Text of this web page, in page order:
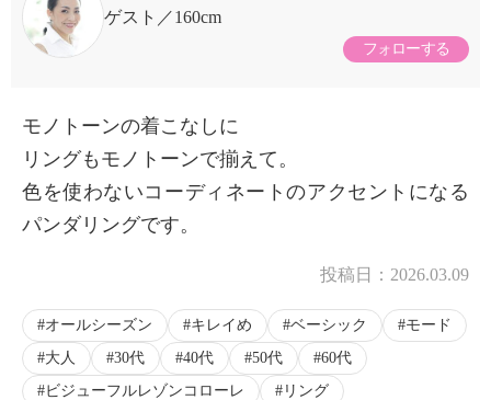
ゲスト
160cm
フォローする
モノトーンの着こなしに
リングもモノトーンで揃えて。
色を使わないコーディネートのアクセントになる
パンダリングです。
投稿日： 2026.03.09
オールシーズン キレイめ ベーシック
モード
大人
30代 40代 50代
60代
ビジューフルレゾンコローレ
リング